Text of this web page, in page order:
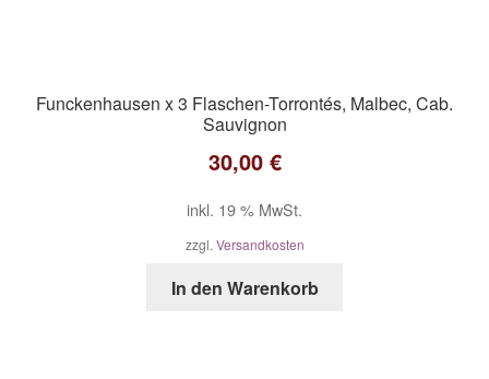
Funckenhausen x 3 Flaschen-Torrontés, Malbec, Cab.
Sauvignon
30,00 €
inkl. 19 % MwSt.
zzgl. Versandkosten
In den Warenkorb